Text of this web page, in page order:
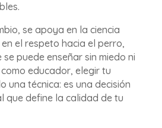
se apoya en la ciencia
el respeto hacia el perro,
puede enseñar sin miedo ni
educador, elegir tu
una técnica: es una decisión
que define la calidad de tu